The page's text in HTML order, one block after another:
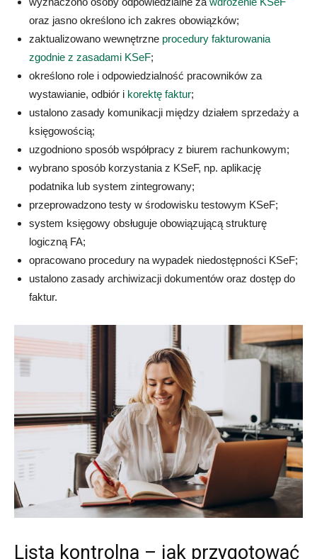
oraz jasno określono ich zakres obowiązków;
zaktualizowano wewnętrzne procedury fakturowania
zgodnie z zasadami KSeF;
określono role i odpowiedzialność pracowników za
wystawianie, odbiór i korektę faktur;
ustalono zasady komunikacji między działem sprzedaży a
księgowością;
uzgodniono sposób współpracy z biurem rachunkowym;
wybrano sposób korzystania z KSeF, np. aplikację
podatnika lub system zintegrowany;
przeprowadzono testy w środowisku testowym KSeF;
system księgowy obsługuje obowiązującą strukturę
logiczną FA;
opracowano procedury na wypadek niedostępności KSeF;
ustalono zasady archiwizacji dokumentów oraz dostęp do
faktur.
Lista kontrolna – jak przygotować